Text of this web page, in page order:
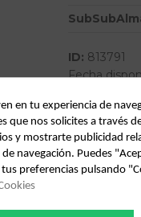
ID: 813791
Fecha
Recambio
referencia
en tu experiencia de
que nos solicites a través
y mostrarte publicidad
navegación. Puedes
preferencias pulsando